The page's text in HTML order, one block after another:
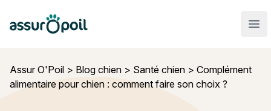
Assur O'Poil
Assur O'Poil > Blog chien > Santé chien > Complément
alimentaire pour chien : comment faire son choix ?